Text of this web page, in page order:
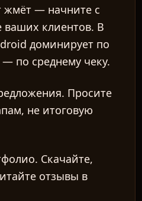
жмёт — начните с
ваших клиентов. В
доминирует по
— по среднему чеку.
Просите
не итоговую
Скачайте,
отзывы в